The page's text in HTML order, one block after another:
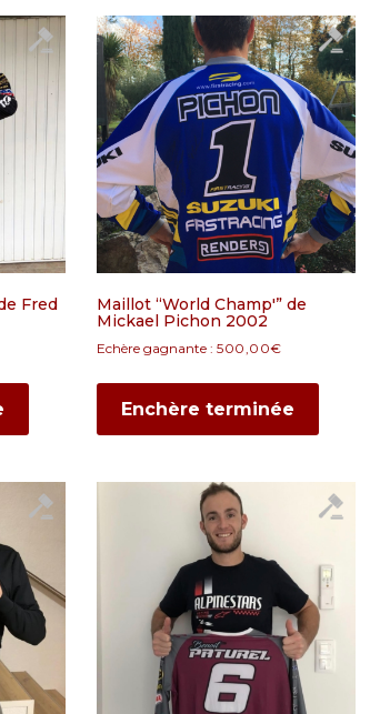
Fred
Maillot “World Champ'” de
Mickael Pichon 2002
Echère gagnante : 500,00€
Enchère terminée